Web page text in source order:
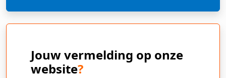
Jouw vermelding op onze
website?